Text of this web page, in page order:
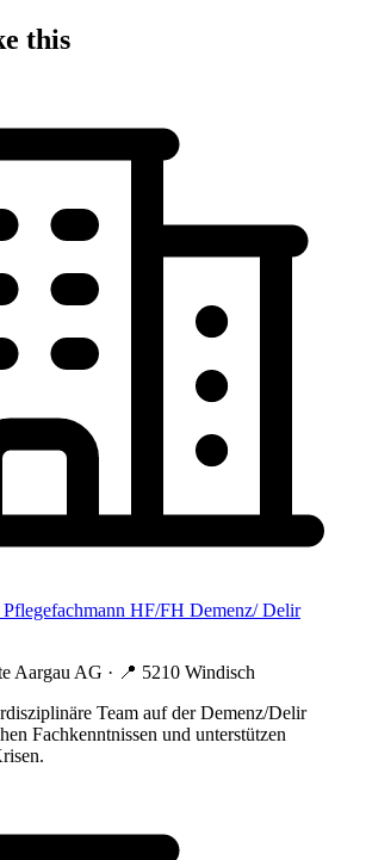
this
HF/FH Demenz/ Delir
Aargau AG · 📍 5210 Windisch
Team auf der Demenz/Delir
Fachkenntnissen und unterstützen